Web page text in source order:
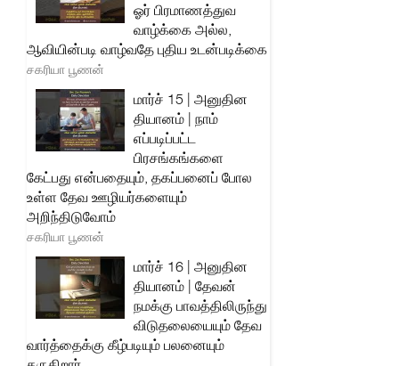
ஓர் பிரமாணத்துவ
வாழ்க்கை அல்ல,
ஆவியின்படி வாழ்வதே புதிய உடன்படிக்கை
சகரியா பூணன்
மார்ச் 15 | அனுதின
தியானம் | நாம்
எப்படிப்பட்ட
பிரசங்கங்களை
கேட்பது என்பதையும், தகப்பனைப் போல
உள்ள தேவ ஊழியர்களையும்
அறிந்திடுவோம்
சகரியா பூணன்
மார்ச் 16 | அனுதின
தியானம் | தேவன்
நமக்கு பாவத்திலிருந்து
விடுதலையையும் தேவ
வார்த்தைக்கு கீழ்படியும் பலனையும்